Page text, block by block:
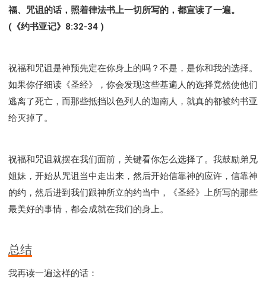
福、咒诅的话，照着律法书上一切所写的，都宣读了一遍。
(《约书亚记》8:32-34 )
祝福和咒诅是神预先定在你身上的吗？不是，是你和我的选择。
如果你仔细读《圣经》，你会发现这些基遍人的选择竟然使他们
逃离了死亡，而那些抵挡以色列人的迦南人，就真的都被约书亚
给灭掉了。
祝福和咒诅就摆在我们面前，关键看你怎么选择了。我鼓励弟兄
姐妹，开始从咒诅当中走出来，然后开始信靠神的应许，信靠神
的约，然后进到我们跟神所立的约当中，《圣经》上所写的那些
最美好的事情，都会成就在我们的身上。
总结
我再读一遍这样的话：